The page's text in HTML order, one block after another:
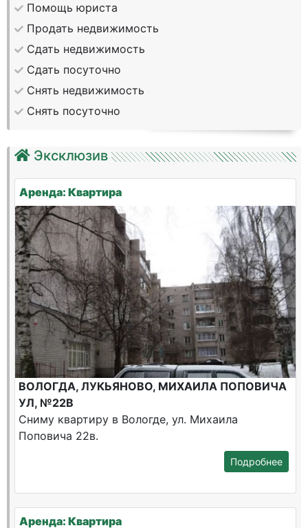
Помощь юриста
Продать недвижимость
Сдать недвижимость
Сдать посуточно
Снять недвижимость
Снять посуточно
Эксклюзив
Аренда: Квартира
ВОЛОГДА, ЛУКЬЯНОВО, МИХАИЛА ПОПОВИЧА
УЛ, №22В
Сниму квартиру в Вологде, ул. Михаила
Поповича 22в.
Подробнее
Аренда: Квартира